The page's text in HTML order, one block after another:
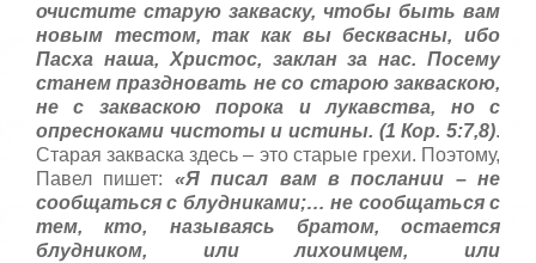
очистите старую закваску, чтобы быть вам
новым тестом, так как вы бесквасны, ибо
Пасха наша, Христос, заклан за нас. Посему
станем праздновать не со старою закваскою,
не с закваскою порока и лукавства, но с
опресноками чистоты и истины. (1 Кор. 5:7,8).
Старая закваска здесь – это старые грехи. Поэтому,
Павел пишет: «Я писал вам в послании – не
сообщаться с блудниками;… не сообщаться с
тем, кто, называясь братом, остается
блудником, или лихоимцем, или